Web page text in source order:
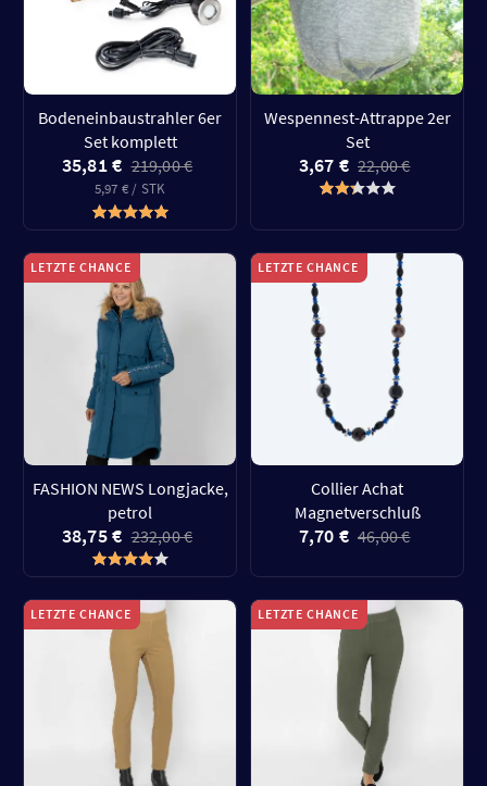
Bodeneinbaustrahler 6er
Set komplett
35,81 € 219,00 €
5,97 € / STK
Wespennest-Attrappe 2er
Set
3,67 € 22,00 €
LETZTE CHANCE
FASHION NEWS Longjacke,
petrol
38,75 € 232,00 €
LETZTE CHANCE
Collier Achat
Magnetverschluß
7,70 € 46,00 €
LETZTE CHANCE LETZTE CHANCE